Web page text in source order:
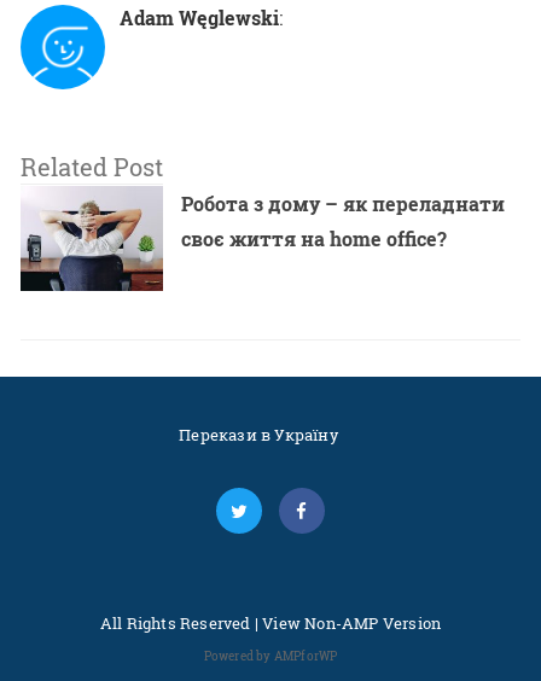
Adam Węglewski:
Related Post
Робота з дому – як переладнати
своє життя на home office?
Перекази в Україну
All Rights Reserved |View Non-AMP Version
Powered by AMPforWP